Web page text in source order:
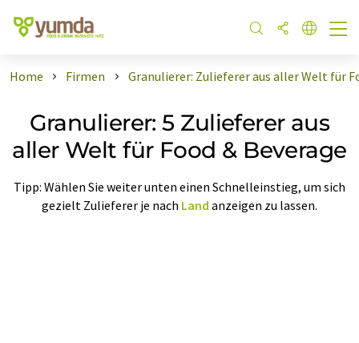
Home Firmen Granulierer: Zulieferer aus aller Welt für
Granulierer: 5 Zulieferer aus
aller Welt für Food & Beverage
Tipp: Wählen Sie weiter unten einen Schnelleinstieg, um sich
gezielt Zulieferer je nach Land anzeigen zu lassen.